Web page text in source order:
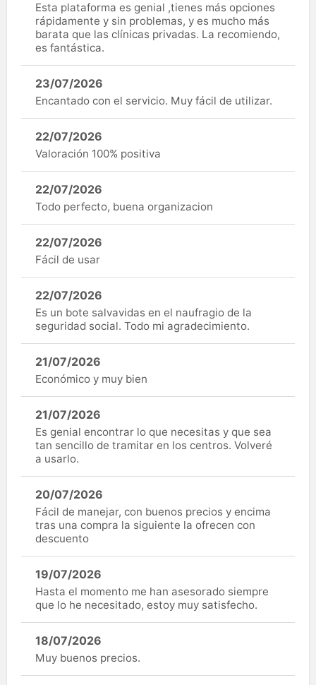
Esta plataforma es genial ,tienes más opciones
rápidamente y sin problemas, y es mucho más
barata que las clínicas privadas. La recomiendo,
es fantástica.
23/07/2026
Encantado con el servicio. Muy fácil de utilizar.
22/07/2026
Valoración 100% positiva
22/07/2026
Todo perfecto, buena organizacion
22/07/2026
Fácil de usar
22/07/2026
Es un bote salvavidas en el naufragio de la
seguridad social. Todo mi agradecimiento.
21/07/2026
Económico y muy bien
21/07/2026
Es genial encontrar lo que necesitas y que sea
tan sencillo de tramitar en los centros. Volveré
a usarlo.
20/07/2026
Fácil de manejar, con buenos precios y encima
tras una compra la siguiente la ofrecen con
descuento
19/07/2026
Hasta el momento me han asesorado siempre
que lo he necesitado, estoy muy satisfecho.
18/07/2026
Muy buenos precios.